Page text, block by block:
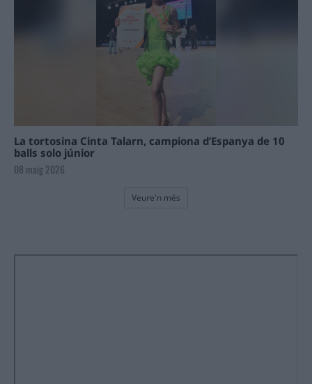
La tortosina Cinta Talarn, campiona d’Espanya de 10
balls solo júnior
08 maig 2026
Veure'n més